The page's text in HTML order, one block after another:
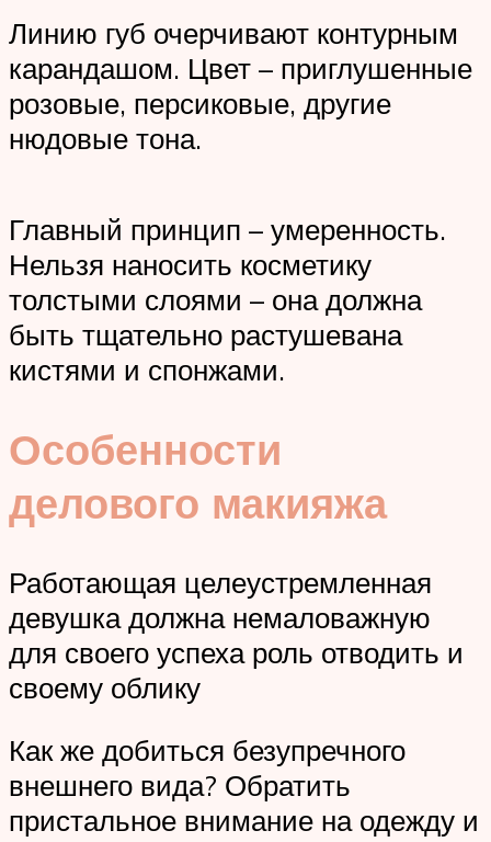
Линию губ очерчивают контурным
карандашом. Цвет – приглушенные
розовые, персиковые, другие
нюдовые тона.
Главный принцип – умеренность.
Нельзя наносить косметику
толстыми слоями – она должна
быть тщательно растушевана
кистями и спонжами.
Особенности
делового макияжа
Работающая целеустремленная
девушка должна немаловажную
для своего успеха роль отводить и
своему облику
Как же добиться безупречного
внешнего вида? Обратить
пристальное внимание на одежду и